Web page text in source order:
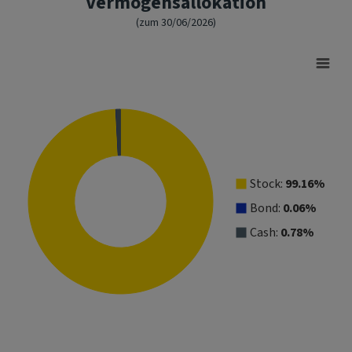
(zum 30/06/2026)
View as data table, Asset Allocation
Stock: 99.16%
Bond: 0.06%
Cash: 0.78%